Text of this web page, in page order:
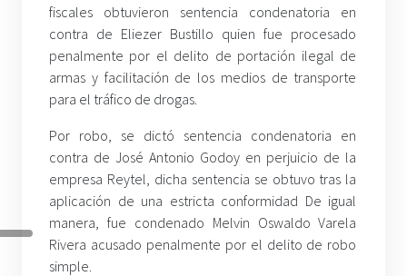
fiscales obtuvieron sentencia condenatoria en
contra de Eliezer Bustillo quien fue procesado
penalmente por el delito de portación ilegal de
armas y facilitación de los medios de transporte
para el tráfico de drogas.
Por robo, se dictó sentencia condenatoria en
contra de José Antonio Godoy en perjuicio de la
empresa Reytel, dicha sentencia se obtuvo tras la
aplicación de una estricta conformidad De igual
manera, fue condenado Melvin Oswaldo Varela
Rivera acusado penalmente por el delito de robo
simple.